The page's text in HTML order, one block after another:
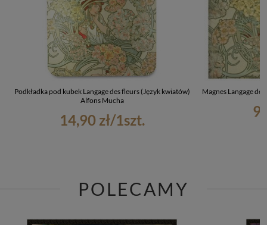
Podkładka pod kubek Langage des fleurs (Język kwiatów)
Alfons Mucha
14,90 zł/1szt.
Magnes Langage
POLECAMY